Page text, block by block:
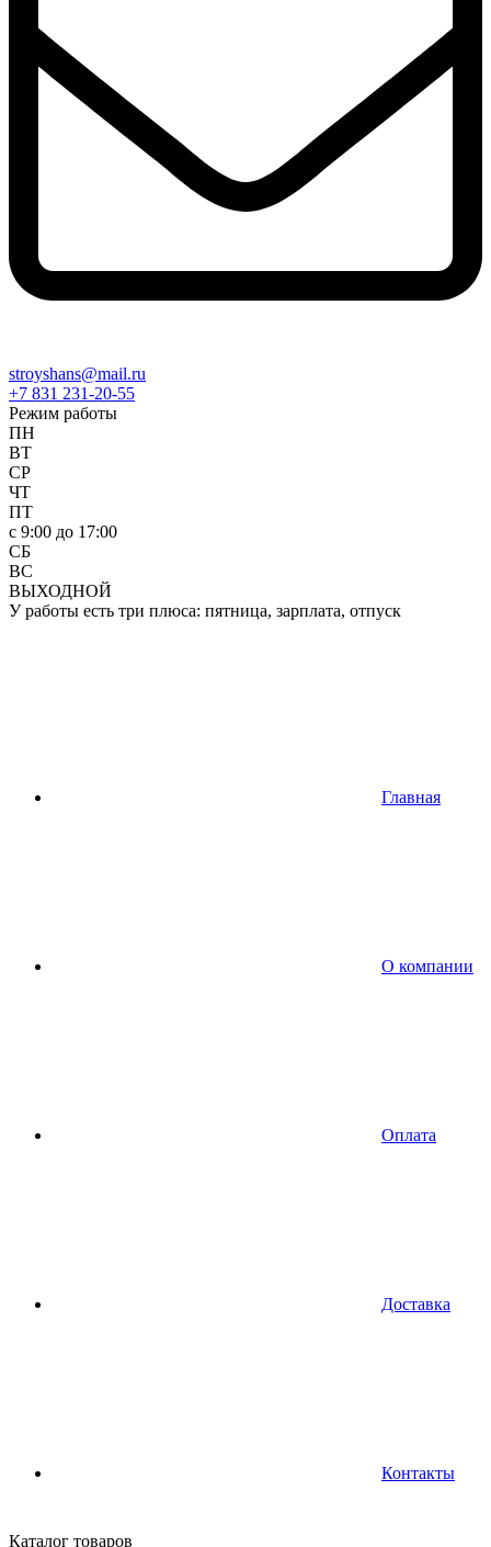
stroyshans@mail.ru
+7 831 231-20-55
Режим работы
ПН
ВТ
СР
ЧТ
ПТ
c 9:00 до 17:00
СБ
ВС
ВЫХОДНОЙ
У работы есть три плюса: пятница, зарплата, отпуск
Главная
О компании
Оплата
Доставка
Контакты
Каталог товаров